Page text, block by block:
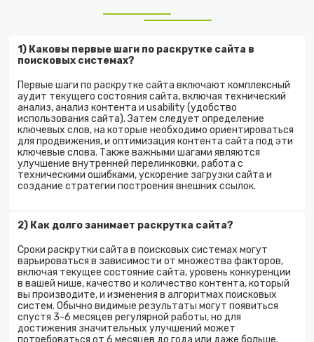
1) Каковы первые шаги по раскрутке сайта в
поисковых системах?
Первые шаги по раскрутке сайта включают комплексный
аудит текущего состояния сайта, включая технический
анализ, анализ контента и usability (удобство
использования сайта). Затем следует определение
ключевых слов, на которые необходимо ориентироваться
для продвижения, и оптимизация контента сайта под эти
ключевые слова. Также важными шагами являются
улучшение внутренней перелинковки, работа с
техническими ошибками, ускорение загрузки сайта и
создание стратегии построения внешних ссылок.
2) Как долго занимает раскрутка сайта?
Сроки раскрутки сайта в поисковых системах могут
варьироваться в зависимости от множества факторов,
включая текущее состояние сайта, уровень конкуренции
в вашей нише, качество и количество контента, который
вы производите, и изменения в алгоритмах поисковых
систем. Обычно видимые результаты могут появиться
спустя 3-6 месяцев регулярной работы, но для
достижения значительных улучшений может
потребоваться от 6 месяцев до года или даже больше.